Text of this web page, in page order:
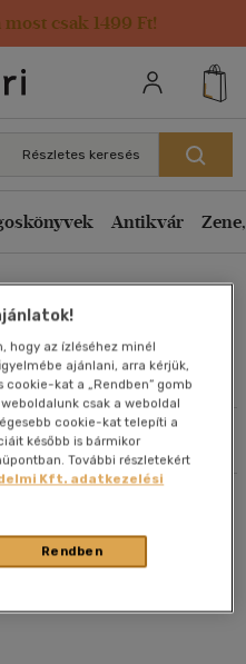
csak 1499 Ft!
Részletes keresés
Antikvár
Rendezés
csökkenő
növekvő
hogy az ízléséhez minél
ajánlani, arra kérjük,
cookie-kat a „Rendben” gomb
csak a weboldal
cookie-kat telepíti a
később is bármikor
További részletekért
Kft. adatkezelési
Rendben